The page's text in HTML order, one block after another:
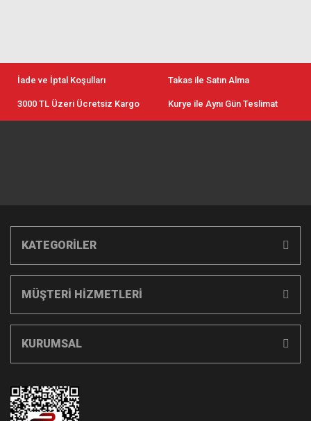
İade ve İptal Koşulları Takas ile Satın Alma
3000 TL Üzeri Ücretsiz Kargo Kurye ile Aynı Gün Teslimat
KATEGORİLER
MÜŞTERİ HİZMETLERİ
KURUMSAL